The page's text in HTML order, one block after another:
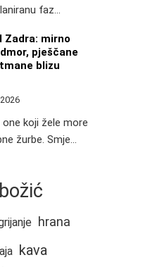
faz...
Zadra: mirno
pješčane
blizu
one koji žele more
žurbe. Smje...
božić
hrana
kava